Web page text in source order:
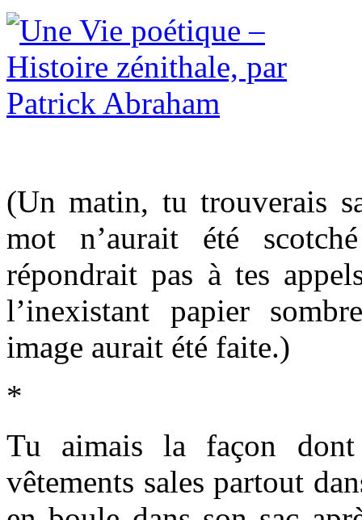
(Un matin, tu trouverais
mot n’aurait été
répondrait pas à tes
l’inexistant papier
image aurait été faite.)
*
Tu aimais la façon
vêtements sales partout